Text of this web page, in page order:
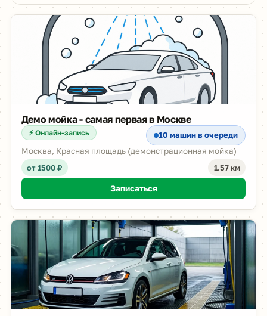
Демо мойка - самая первая в Москве
⚡ Онлайн-запись
10 машин в очереди
Москва, Красная площадь (демонстрационная мойка)
от 1500 ₽
1.57 км
Записаться